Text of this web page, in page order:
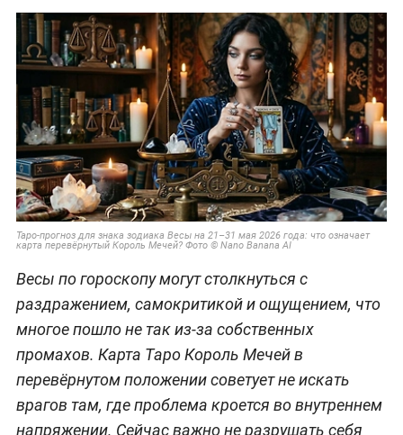
Таро-прогноз для знака зодиака Весы на 21–31 мая 2026 года: что означает
карта перевёрнутый Король Мечей? Фото © Nano Banana AI
Весы по гороскопу могут столкнуться с
раздражением, самокритикой и ощущением, что
многое пошло не так из-за собственных
промахов. Карта Таро Король Мечей в
перевёрнутом положении советует не искать
врагов там, где проблема кроется во внутреннем
напряжении. Сейчас важно не разрушать себя